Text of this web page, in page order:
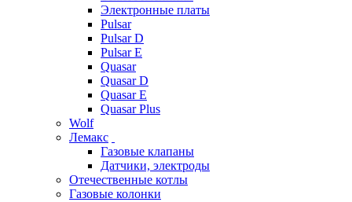
Электронные платы
Pulsar
Pulsar D
Pulsar E
Quasar
Quasar D
Quasar E
Quasar Plus
Wolf
Лемакс
Газовые клапаны
Датчики, электроды
Отечественные котлы
Газовые колонки